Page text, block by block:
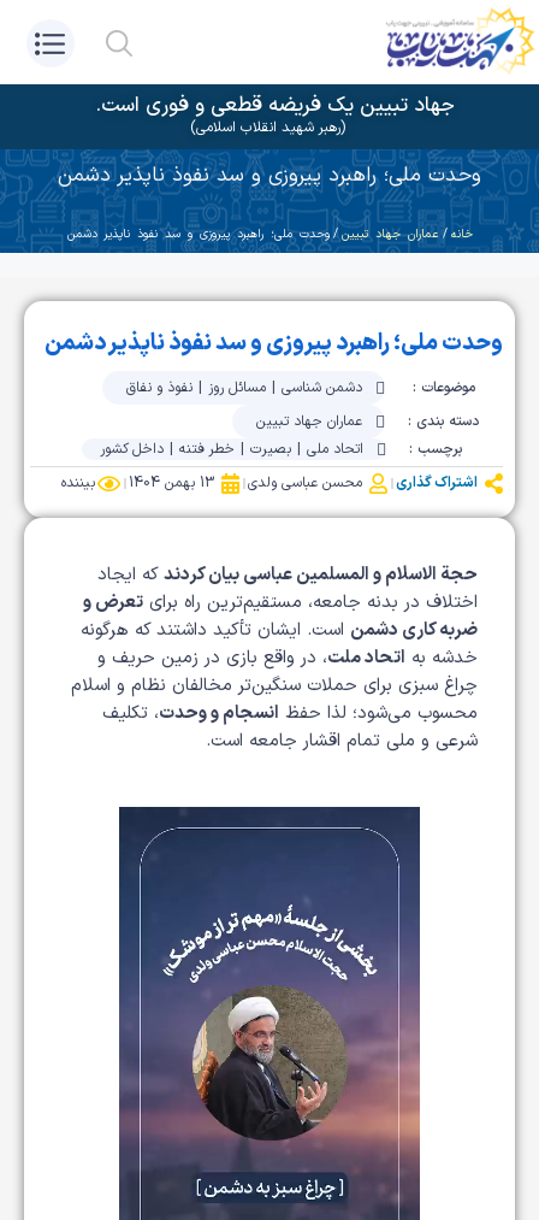
جهاد تبیین یک فریضه قطعی و فوری است.
(رهبر شهید انقلاب اسلامی)
وحدت ملی؛ راهبرد پیروزی و سد نفوذ ناپذیر دشمن
خانه /عماران جهاد تبیین/ وحدت ملی؛ راهبرد پیروزی و سد نفوذ ناپذیر دشمن
وحدت ملی؛ راهبرد پیروزی و سد نفوذ ناپذیر دشمن
موضوعات : دشمن شناسی |مسائل روز |نفوذ و نفاق
دسته بندی :
عماران جهاد تبیین
برچسب :
اتحاد ملی| بصیرت| خطر فتنه| داخل کشور
اشتراک گذاری
محسن عباسی ولدی 13 بهمن 1404 بیننده
حجة الاسلام و المسلمین عباسیبیان کردندکه ایجاد
اختلاف در بدنه جامعه، مستقیم‌ترین راه برای تعرض و
ضربه کاری دشمن است. ایشان تأکید داشتند که هرگونه
خدشه به اتحاد ملت، در واقع بازی در زمین حریف و
چراغ سبزی برای حملات سنگین‌تر مخالفان نظام و اسلام
محسوب می‌شود؛ لذا حفظ انسجام و وحدت، تکلیف
شرعی و ملی تمام اقشار جامعه است.